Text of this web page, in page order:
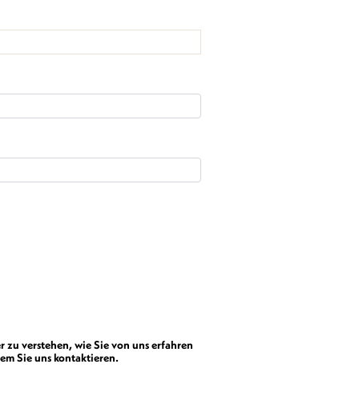
verstehen, wie Sie von uns erfahren
Sie uns kontaktieren.